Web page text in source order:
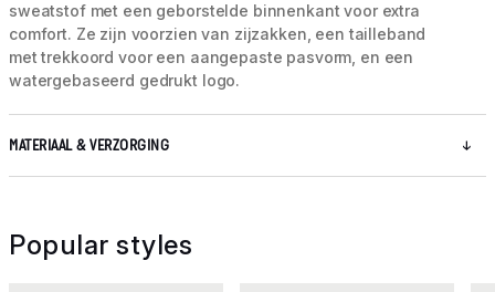
sweatstof met een geborstelde binnenkant voor extra
comfort. Ze zijn voorzien van zijzakken, een tailleband
met trekkoord voor een aangepaste pasvorm, en een
watergebaseerd gedrukt logo.
MATERIAAL & VERZORGING
Popular styles